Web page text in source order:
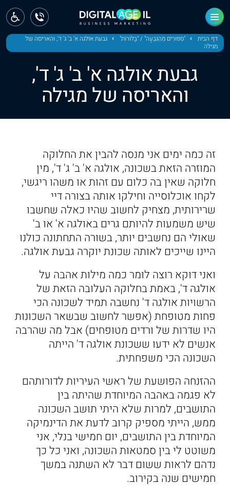
דף הבית "סִפּוּרִים מֵהַגִּבְעָה" / "בָּלֹוֹרוֹת"
גבעת אולגה א' ב' ג' ד', והאריסה של
מגילה
גבעת אולגה א' ב' ג' ד',
והאריסה של מגילה
זה כמה ימים אני מנסה להבין את החלוקה
המוזרה הזאת בשכונה, אולגה א' ב' ג' ד', מין
חלוקה שאין בה כלום עם זהות או משהו ריגשי,
לקחו אוכלוסייה וחילקו אותה בצורה דיי
שרירותית, מצחיק לחשוב שהיו כאלה שחשבו
שיש משמעות להיותם גרים באולגה א' או ב'
שאולי הם נחשבים יותר, בשורה התחתונה כולנו
היינו שייכים לאותה שכונת יוקרה גבעת אולגה.
ואני דוקא רוצה לומר כמה מילות אהבה על
אולגה ד', באמת בחלוקה העלובה הזאת של
הרשויות אולגה ד' נחשבה תמיד לשכונה הכי
פחות מטופחת (אפשר לחשוב שבשאר השכונות
היו שדרות של ורדים מטופחים) אבל מה שהרבה
אנשים לא ידעו ששכונת אולגה ד' הייתה
השכונה הכי משפחתית.
ההזנחה הפושעת של ראשי העיריות לדורותהם
לא פגמה באהבה המיוחדת שהיתה בין
התושבים, למרות שלא היתי תושב השכונה
ממש, הייתי מספיק קרוב לדעת את הדינמיקה
המיוחדת בין התושבים, יום חמישי בנלי, אני
משוטט לי בין סמטאות השכונה, ואני כל כך
נדהם לראות ששום דבר לא השתנה במשך
חמישים שנה בקירוב.
ראשי
חדשות
מחוז חיפה
ירושלים
תל אביב